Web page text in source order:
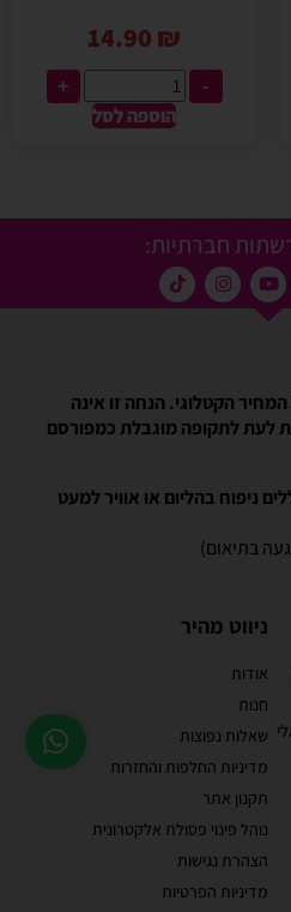
14.90 ₪
-
+
הוספה לסל
חברתיות:
הקטלוגי. הנחה זו אינה
לעת לתקופה מוגבלת כמפורסם
ניפוח בהליום או אוויר למעט
ניווט מהיר
אודות
חנות
שאלות נפוצות
מדיניות החלפות והחזרות
תקנון אתר
נוהל פינוי פסולת אלקטרונית
הצהרת נגישות
מדיניות הפרטיות